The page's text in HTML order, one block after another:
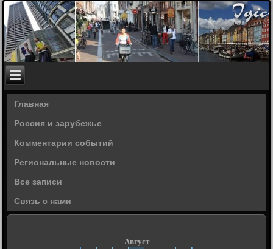
Главная
Россия и зарубежье
Комментарии событий
Региональные новости
Все записи
Связь с нами
Август